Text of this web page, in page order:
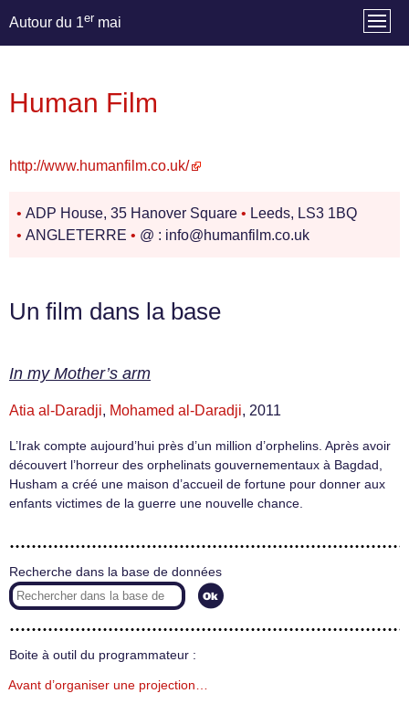
Autour du 1er mai
Human Film
http://www.humanfilm.co.uk/
• ADP House, 35 Hanover Square • Leeds, LS3 1BQ
• ANGLETERRE • @ : info@humanfilm.co.uk
Un film dans la base
In my Mother’s arm
Atia al-Daradji, Mohamed al-Daradji, 2011
L’Irak compte aujourd’hui près d’un million d’orphelins. Après avoir
découvert l’horreur des orphelinats gouvernementaux à Bagdad,
Husham a créé une maison d’accueil de fortune pour donner aux
enfants victimes de la guerre une nouvelle chance.
Recherche dans la base de données
Boite à outil du programmateur :
Avant d’organiser une projection…